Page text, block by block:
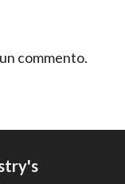
commento.